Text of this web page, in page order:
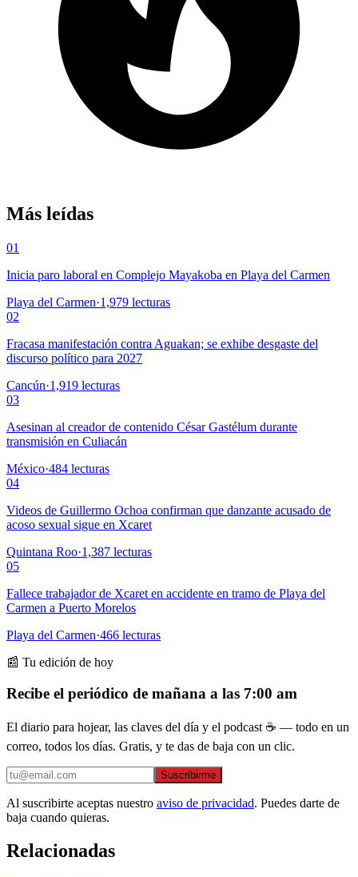
Más leídas
01
Inicia paro laboral en Complejo Mayakoba en Playa del Carmen
Playa del Carmen·1,979 lecturas
02
Fracasa manifestación contra Aguakan; se exhibe desgaste del
discurso político para 2027
Cancún·1,919 lecturas
03
Asesinan al creador de contenido César Gastélum durante
transmisión en Culiacán
México·484 lecturas
04
Videos de Guillermo Ochoa confirman que danzante acusado de
acoso sexual sigue en Xcaret
Quintana Roo·1,387 lecturas
05
Fallece trabajador de Xcaret en accidente en tramo de Playa del
Carmen a Puerto Morelos
Playa del Carmen·466 lecturas
📰 Tu edición de hoy
Recibe el periódico de mañana a las 7:00 am
El diario para hojear, las claves del día y el podcast ☕ — todo en un
correo, todos los días. Gratis, y te das de baja con un clic.
Suscribirme
Al suscribirte aceptas nuestro aviso de privacidad. Puedes darte de
baja cuando quieras.
Relacionadas